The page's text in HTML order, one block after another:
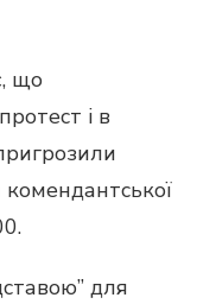
що
і в
для